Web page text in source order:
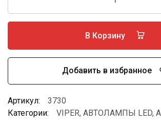
В Корзину
Добавить в избранное
Артикул:
3730
Категории:
VIPER, АВТОЛАМПЫ LED,